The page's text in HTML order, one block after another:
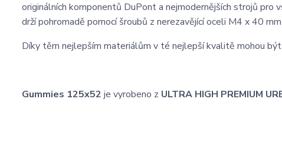
originálních komponentů DuPont a nejmodernějších strojů
drží pohromadě pomocí šroubů z nerezavějící oceli M4 x 40
Díky těm nejlepším materiálům v té nejlepší kvalitě mohou
Gummies 125x52 je vyrobeno z ULTRA HIGH PREMIUM